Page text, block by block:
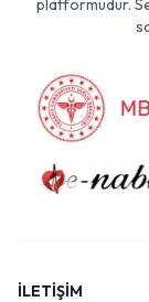
platformudur.
İLETİŞİM